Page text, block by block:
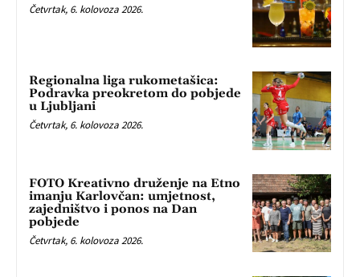
Četvrtak, 6. kolovoza 2026.
Regionalna liga rukometašica:
Podravka preokretom do pobjede
u Ljubljani
Četvrtak, 6. kolovoza 2026.
FOTO Kreativno druženje na Etno
imanju Karlovčan: umjetnost,
zajedništvo i ponos na Dan
pobjede
Četvrtak, 6. kolovoza 2026.